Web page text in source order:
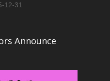
12-31
Announce